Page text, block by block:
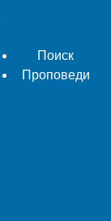
Поиск
Проповеди